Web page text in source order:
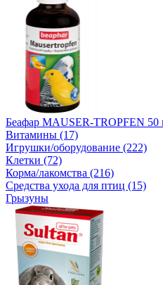
Беафар MAUSER-TROPFEN
Витамины (17)
Игрушки/оборудование (222)
Клетки (72)
Корма/лакомства (216)
Средства ухода для птиц (15)
Грызуны